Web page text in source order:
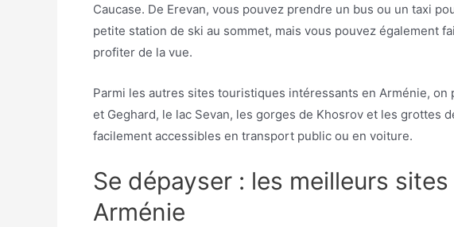
Caucase. De Erevan, vous pouvez prendre un bus ou un taxi
petite station de ski au sommet, mais vous pouvez également
profiter de la vue.
Parmi les autres sites touristiques intéressants en Arménie,
et Geghard, le lac Sevan, les gorges de Khosrov et les grottes
facilement accessibles en transport public ou en voiture.
Se dépayser : les meilleurs
Arménie